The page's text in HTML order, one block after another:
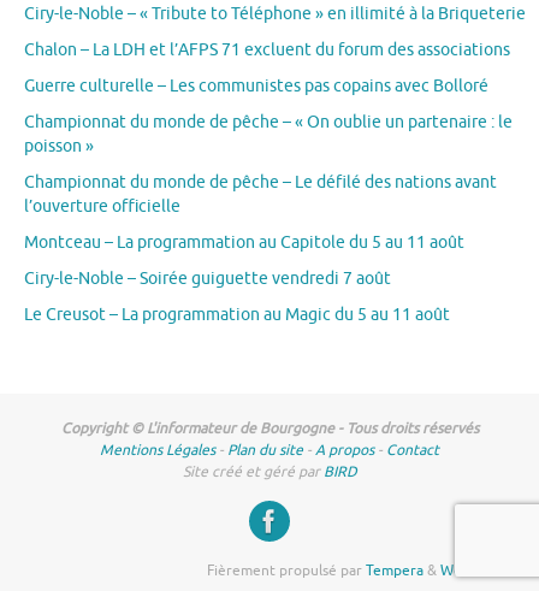
Ciry-le-Noble – « Tribute to Téléphone » en illimité à la Briqueterie
Chalon – La LDH et l’AFPS 71 excluent du forum des associations
Guerre culturelle – Les communistes pas copains avec Bolloré
Championnat du monde de pêche – « On oublie un partenaire : le
poisson »
Championnat du monde de pêche – Le défilé des nations avant
l’ouverture officielle
Montceau – La programmation au Capitole du 5 au 11 août
Ciry-le-Noble – Soirée guiguette vendredi 7 août
Le Creusot – La programmation au Magic du 5 au 11 août
Copyright © L'informateur de Bourgogne - Tous droits réservés
Mentions Légales- Plan du site -A propos- Contact
Site créé et géré parBIRD
Fièrement propulsé parTempera&WordPress.